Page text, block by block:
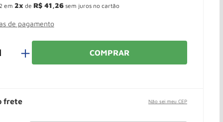
em 2 de R$ 41,26sem juros no cartão
de pagamento
＋ COMPRAR
frete Não sei meu CEP